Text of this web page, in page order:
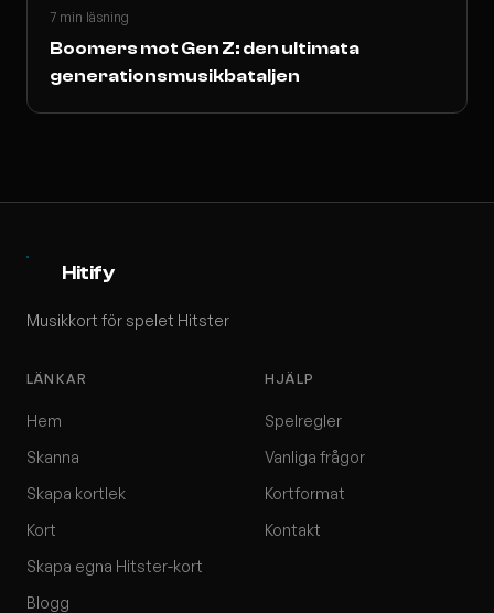
7 min läsning
Boomers mot Gen Z: den ultimata
generationsmusikbataljen
Hitify
Musikkort för spelet Hitster
LÄNKAR
Hem
Skanna
Skapa kortlek
Kort
Skapa egna Hitster-kort
Blogg
HJÄLP
Spelregler
Vanliga frågor
Kortformat
Kontakt